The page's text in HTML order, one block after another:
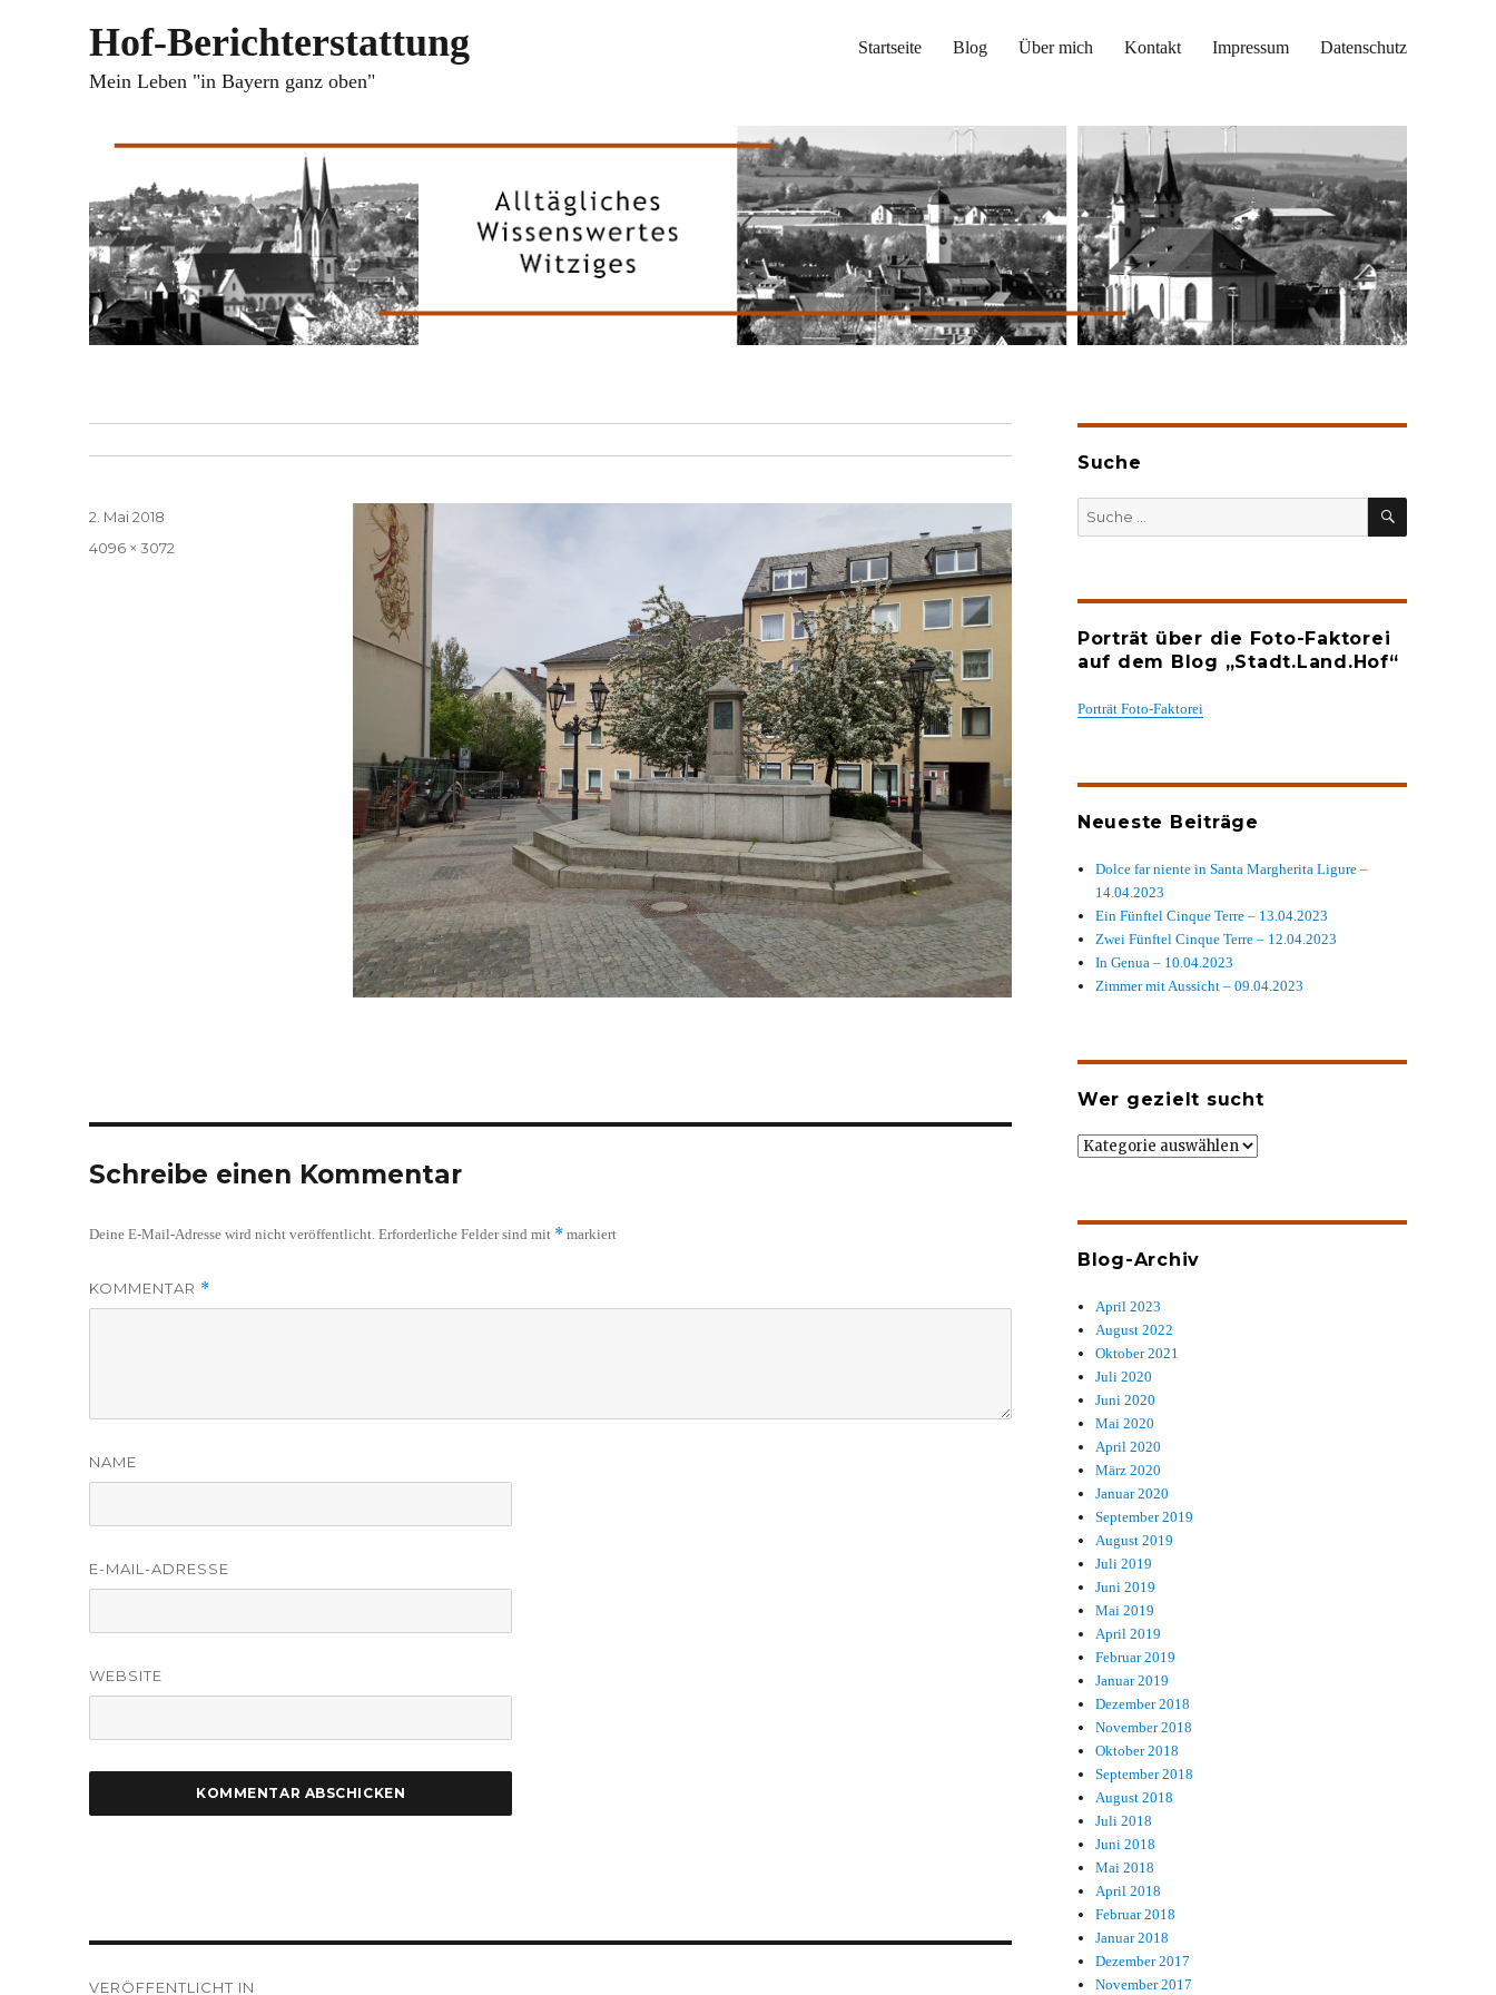
Hof-Berichterstattung
Mein Leben "in Bayern ganz oben"
Startseite Blog Über mich Kontakt Impressum Datenschutz
Veröffentlicht
2. Mai 2018
Volle
4096 × 3072
Schreibe einen Kommentar
Deine E-Mail-Adresse wird nicht veröffentlicht. Erforderliche Felder sind mit * markiert
KOMMENTAR *
NAME
E-MAIL-ADRESSE
WEBSITE
VERÖFFENTLICHT IN
Suche
SUCHEN
Porträt über die Foto-Faktorei
auf dem Blog „Stadt.Land.Hof“
Porträt Foto-Faktorei
Neueste Beiträge
Dolce far niente in Santa Margherita Ligure –
14.04.2023
Ein Fünftel Cinque Terre – 13.04.2023
Zwei Fünftel Cinque Terre – 12.04.2023
In Genua – 10.04.2023
Zimmer mit Aussicht – 09.04.2023
Wer gezielt sucht
Wer
Blog-Archiv
April 2023
August 2022
Oktober 2021
Juli 2020
Juni 2020
Mai 2020
April 2020
März 2020
Januar 2020
September 2019
August 2019
Juli 2019
Juni 2019
Mai 2019
April 2019
Februar 2019
Januar 2019
Dezember 2018
November 2018
Oktober 2018
September 2018
August 2018
Juli 2018
Juni 2018
Mai 2018
April 2018
Februar 2018
Januar 2018
Dezember 2017
November 2017